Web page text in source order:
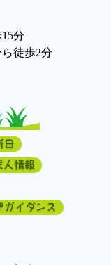
分
徒歩2分
日
人情報
ガイダンス